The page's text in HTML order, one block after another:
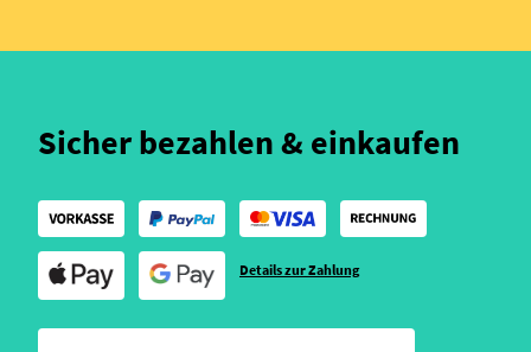
Sicher bezahlen & einkaufen
Details zur Zahlung